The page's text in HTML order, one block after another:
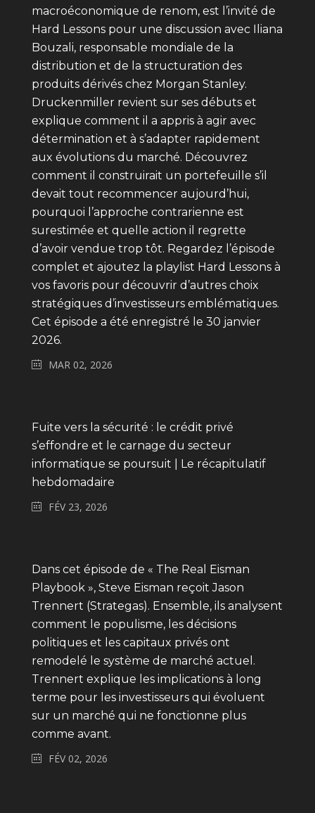
macroéconomique de renom, est l’invité de
Hard Lessons pour une discussion avec Iliana
Bouzali, responsable mondiale de la
distribution et de la structuration des
produits dérivés chez Morgan Stanley.
Druckenmiller revient sur ses débuts et
explique comment il a appris à agir avec
détermination et à s’adapter rapidement
aux évolutions du marché. Découvrez
comment il construirait un portefeuille s’il
devait tout recommencer aujourd’hui,
pourquoi l’approche contrarienne est
surestimée et quelle action il regrette
d’avoir vendue trop tôt. Regardez l’épisode
complet et ajoutez la playlist Hard Lessons à
vos favoris pour découvrir d’autres choix
stratégiques d’investisseurs emblématiques.
Cet épisode a été enregistré le 30 janvier
2026.
MAR 02, 2026
Fuite vers la sécurité : le crédit privé
s’effondre et le carnage du secteur
informatique se poursuit | Le récapitulatif
hebdomadaire
FÉV 23, 2026
Dans cet épisode de « The Real Eisman
Playbook », Steve Eisman reçoit Jason
Trennert (Strategas). Ensemble, ils analysent
comment le populisme, les décisions
politiques et les capitaux privés ont
remodelé le système de marché actuel.
Trennert explique les implications à long
terme pour les investisseurs qui évoluent
sur un marché qui ne fonctionne plus
comme avant.
FÉV 02, 2026